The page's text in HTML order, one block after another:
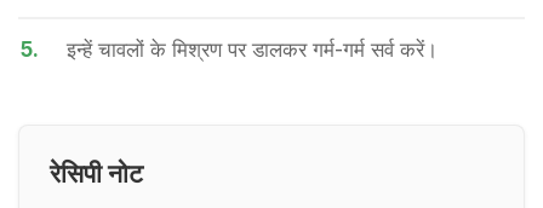
5. इन्हें चावलों के मिश्रण पर डालकर गर्म-गर्म सर्व करें।
रेसिपी नोट